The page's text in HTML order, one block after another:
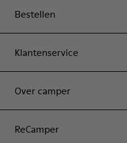
Bestellen
Klantenservice
Over camper
ReCamper